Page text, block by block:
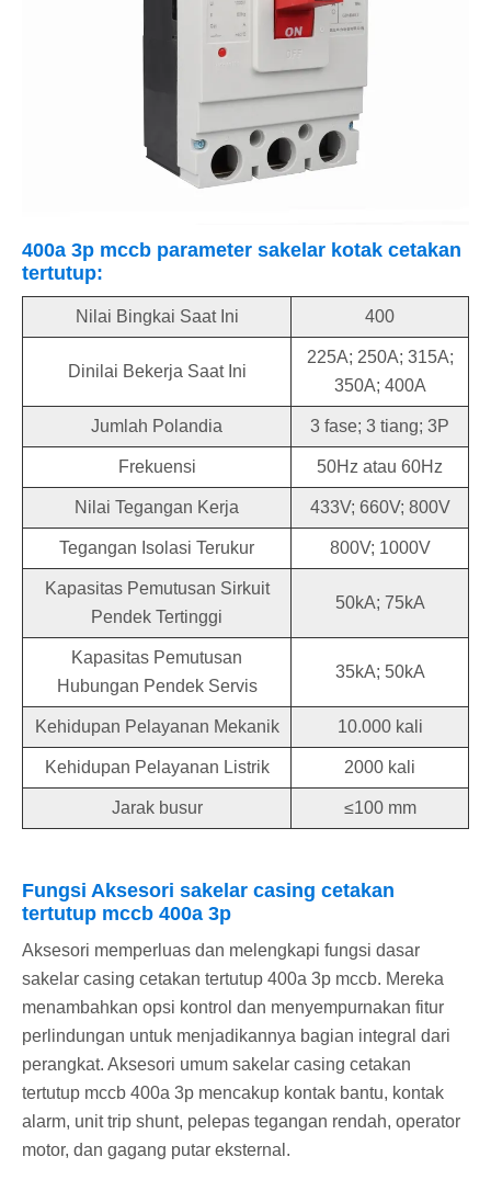
400a 3p mccb parameter sakelar kotak cetakan
tertutup:
Nilai Bingkai Saat Ini 400
Dinilai Bekerja Saat Ini
225A; 250A; 315A;
350A; 400A
Jumlah Polandia 3 fase; 3 tiang; 3P
Frekuensi 50Hz atau 60Hz
Nilai Tegangan Kerja 433V; 660V; 800V
Tegangan Isolasi Terukur 800V; 1000V
Kapasitas Pemutusan Sirkuit
Pendek Tertinggi
50kA; 75kA
Kapasitas Pemutusan
Hubungan Pendek Servis
35kA; 50kA
Kehidupan Pelayanan Mekanik 10.000 kali
Kehidupan Pelayanan Listrik 2000 kali
Jarak busur ≤100 mm
Fungsi Aksesori sakelar casing cetakan
tertutup mccb 400a 3p
Aksesori memperluas dan melengkapi fungsi dasar
sakelar casing cetakan tertutup 400a 3p mccb. Mereka
menambahkan opsi kontrol dan menyempurnakan fitur
perlindungan untuk menjadikannya bagian integral dari
perangkat. Aksesori umum sakelar casing cetakan
tertutup mccb 400a 3p mencakup kontak bantu, kontak
alarm, unit trip shunt, pelepas tegangan rendah, operator
motor, dan gagang putar eksternal.